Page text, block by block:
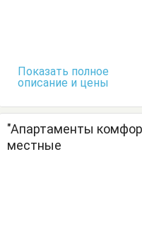
Показать полное
описание и цены
"Апартаменты
местные